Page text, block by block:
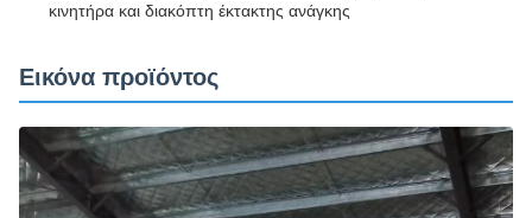
κινητήρα και διακόπτη έκτακτης ανάγκης
Εικόνα προϊόντος